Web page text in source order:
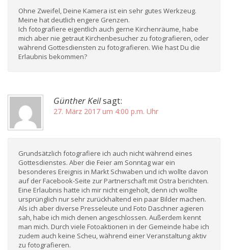
Ohne Zweifel, Deine Kamera ist ein sehr gutes Werkzeug.
Meine hat deutlich engere Grenzen.
Ich fotografiere eigentlich auch gerne Kirchenräume, habe
mich aber nie getraut Kirchenbesucher zu fotografieren, oder
während Gottesdiensten zu fotografieren. Wie hast Du die
Erlaubnis bekommen?
Günther Keilsagt:
27. März 2017 um 4:00 p.m. Uhr
Grundsätzlich fotografiere ich auch nicht während eines
Gottesdienstes. Aber die Feier am Sonntag war ein
besonderes Ereignis in Markt Schwaben und ich wollte davon
auf der Facebook-Seite zur Partnerschaft mit Ostra berichten.
Eine Erlaubnis hatte ich mir nicht eingeholt, denn ich wollte
ursprünglich nur sehr zurückhaltend ein paar Bilder machen.
Als ich aber diverse Presseleute und Foto Daschner agieren
sah, habe ich mich denen angeschlossen. Außerdem kennt
man mich. Durch viele Fotoaktionen in der Gemeinde habe ich
zudem auch keine Scheu, während einer Veranstaltung aktiv
zu fotografieren.